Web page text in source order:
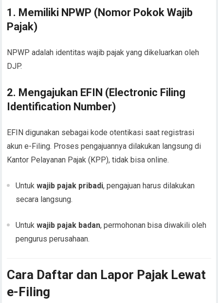
1. Memiliki NPWP (Nomor Pokok Wajib
Pajak)
NPWP adalah identitas wajib pajak yang dikeluarkan oleh
DJP.
2. Mengajukan EFIN (Electronic Filing
Identification Number)
EFIN digunakan sebagai kode otentikasi saat registrasi
akun e-Filing. Proses pengajuannya dilakukan langsung di
Kantor Pelayanan Pajak (KPP), tidak bisa online.
Untukwajib pajak pribadi, pengajuan harus dilakukan
secara langsung.
Untukwajib pajak badan, permohonan bisa diwakili oleh
pengurus perusahaan.
Cara Daftar dan Lapor Pajak Lewat
e-Filing